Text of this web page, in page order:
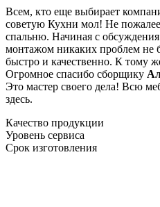
Всем, кто еще выбирает
советую Кухни мол! Не
спальню. Начиная с обсуждения
монтажом никаких проблем не
быстро и качественно. К тому
Огромное спасибо сборщику
Это мастер своего дела! Всю
здесь.
Качество продукции
Уровень сервиса
Срок изготовления